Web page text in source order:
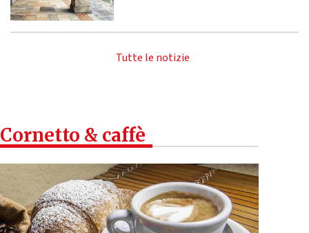
Tutte le notizie
Cornetto & caffè